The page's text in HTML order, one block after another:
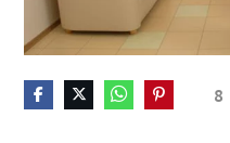
8